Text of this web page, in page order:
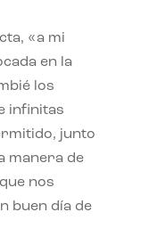
«a mi
en la
los
infinitas
junto
manera de
nos
buen día de